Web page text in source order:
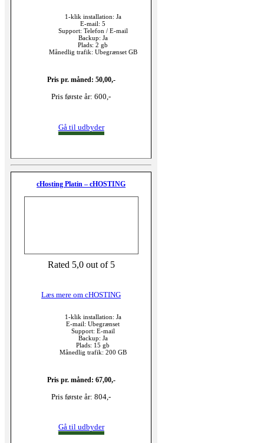
1-klik installation: Ja
E-mail: 5
Support: Telefon / E-mail
Backup: Ja
Plads: 2 gb
Månedlig trafik: Ubegrænset GB
Pris pr. måned: 50,00,-
Pris første år: 600,-
Gå til udbyder
cHosting Platin – cHOSTING
Rated 5,0 out of 5
Læs mere om cHOSTING
1-klik installation: Ja
E-mail: Ubegrænset
Support: E-mail
Backup: Ja
Plads: 15 gb
Månedlig trafik: 200 GB
Pris pr. måned: 67,00,-
Pris første år: 804,-
Gå til udbyder